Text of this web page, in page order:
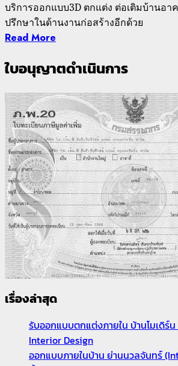
บริการออกแบบ3D ตกแต่ง ต่อเติมบ้านอา
ปรึกษาในด้านงานก่อสร้างอีกด้วย
Read More
ใบอนุญาตดำเนินการ
เรื่องล่าสุด
รับออกแบบตกแต่งภายใน บ้านโมเดิร์
Interior Design
ออกแบบภายในบ้าน ย่านนวลจันทร์